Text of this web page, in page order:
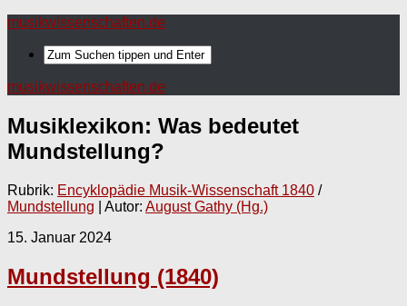
musikwissenschaften.de
musikwissenschaften.de
Musiklexikon: Was bedeutet
Mundstellung?
Rubrik: Encyklopädie Musik-Wissenschaft 1840 /
Mundstellung | Autor: August Gathy (Hg.)
15. Januar 2024
Mundstellung (1840)